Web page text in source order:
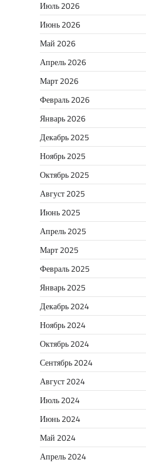
Июль 2026
Июнь 2026
Май 2026
Апрель 2026
Март 2026
Февраль 2026
Январь 2026
Декабрь 2025
Ноябрь 2025
Октябрь 2025
Август 2025
Июнь 2025
Апрель 2025
Март 2025
Февраль 2025
Январь 2025
Декабрь 2024
Ноябрь 2024
Октябрь 2024
Сентябрь 2024
Август 2024
Июль 2024
Июнь 2024
Май 2024
Апрель 2024